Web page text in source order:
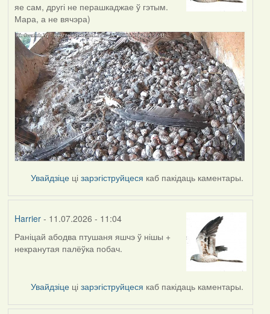
яе сам, другі не перашкаджае ў гэтым.
Мара, а не вячэра)
Увайдзіце цізарэгіструйцеся каб пакідаць каментары.
Harrier- 11.07.2026 - 11:04
Раніцай абодва птушаня яшчэ ў нішы +
некранутая палёўка побач.
Увайдзіце цізарэгіструйцеся каб пакідаць каментары.